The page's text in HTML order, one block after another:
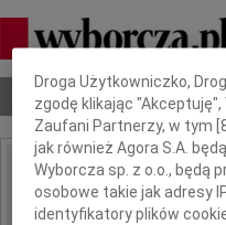
Nekrologi Odeszli
IMIĘ I NAZWISKO:
Dbamy o Twoją prywatność
Droga Użytkowniczko,
zgodę klikając
Zaufani Partnerzy, w tym [
jak również Agora S.A.
Wyborcza sp. z o.o., będą
osobowe takie jak adresy
identyfikatory plików